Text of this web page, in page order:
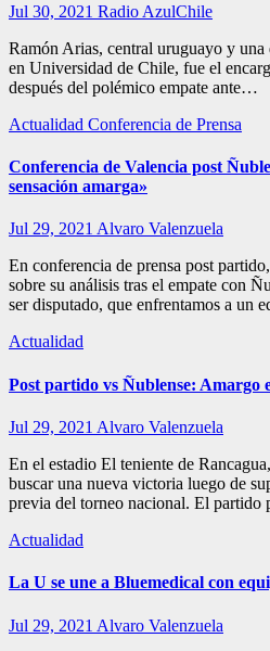
Jul 30, 2021 Radio AzulChile
Ramón Arias, central uruguayo y una
en Universidad de Chile, fue el
después del polémico empate ante…
Actualidad Conferencia de Prensa
Conferencia de Valencia post
sensación amarga»
Jul 29, 2021 Alvaro Valenzuela
En conferencia de prensa post
sobre su análisis tras el empate con
ser disputado, que enfrentamos a un
Actualidad
Post partido vs Ñublense: Amargo
Jul 29, 2021 Alvaro Valenzuela
En el estadio El teniente de
buscar una nueva victoria luego de
previa del torneo nacional. El
Actualidad
La U se une a Bluemedical con
Jul 29, 2021 Alvaro Valenzuela